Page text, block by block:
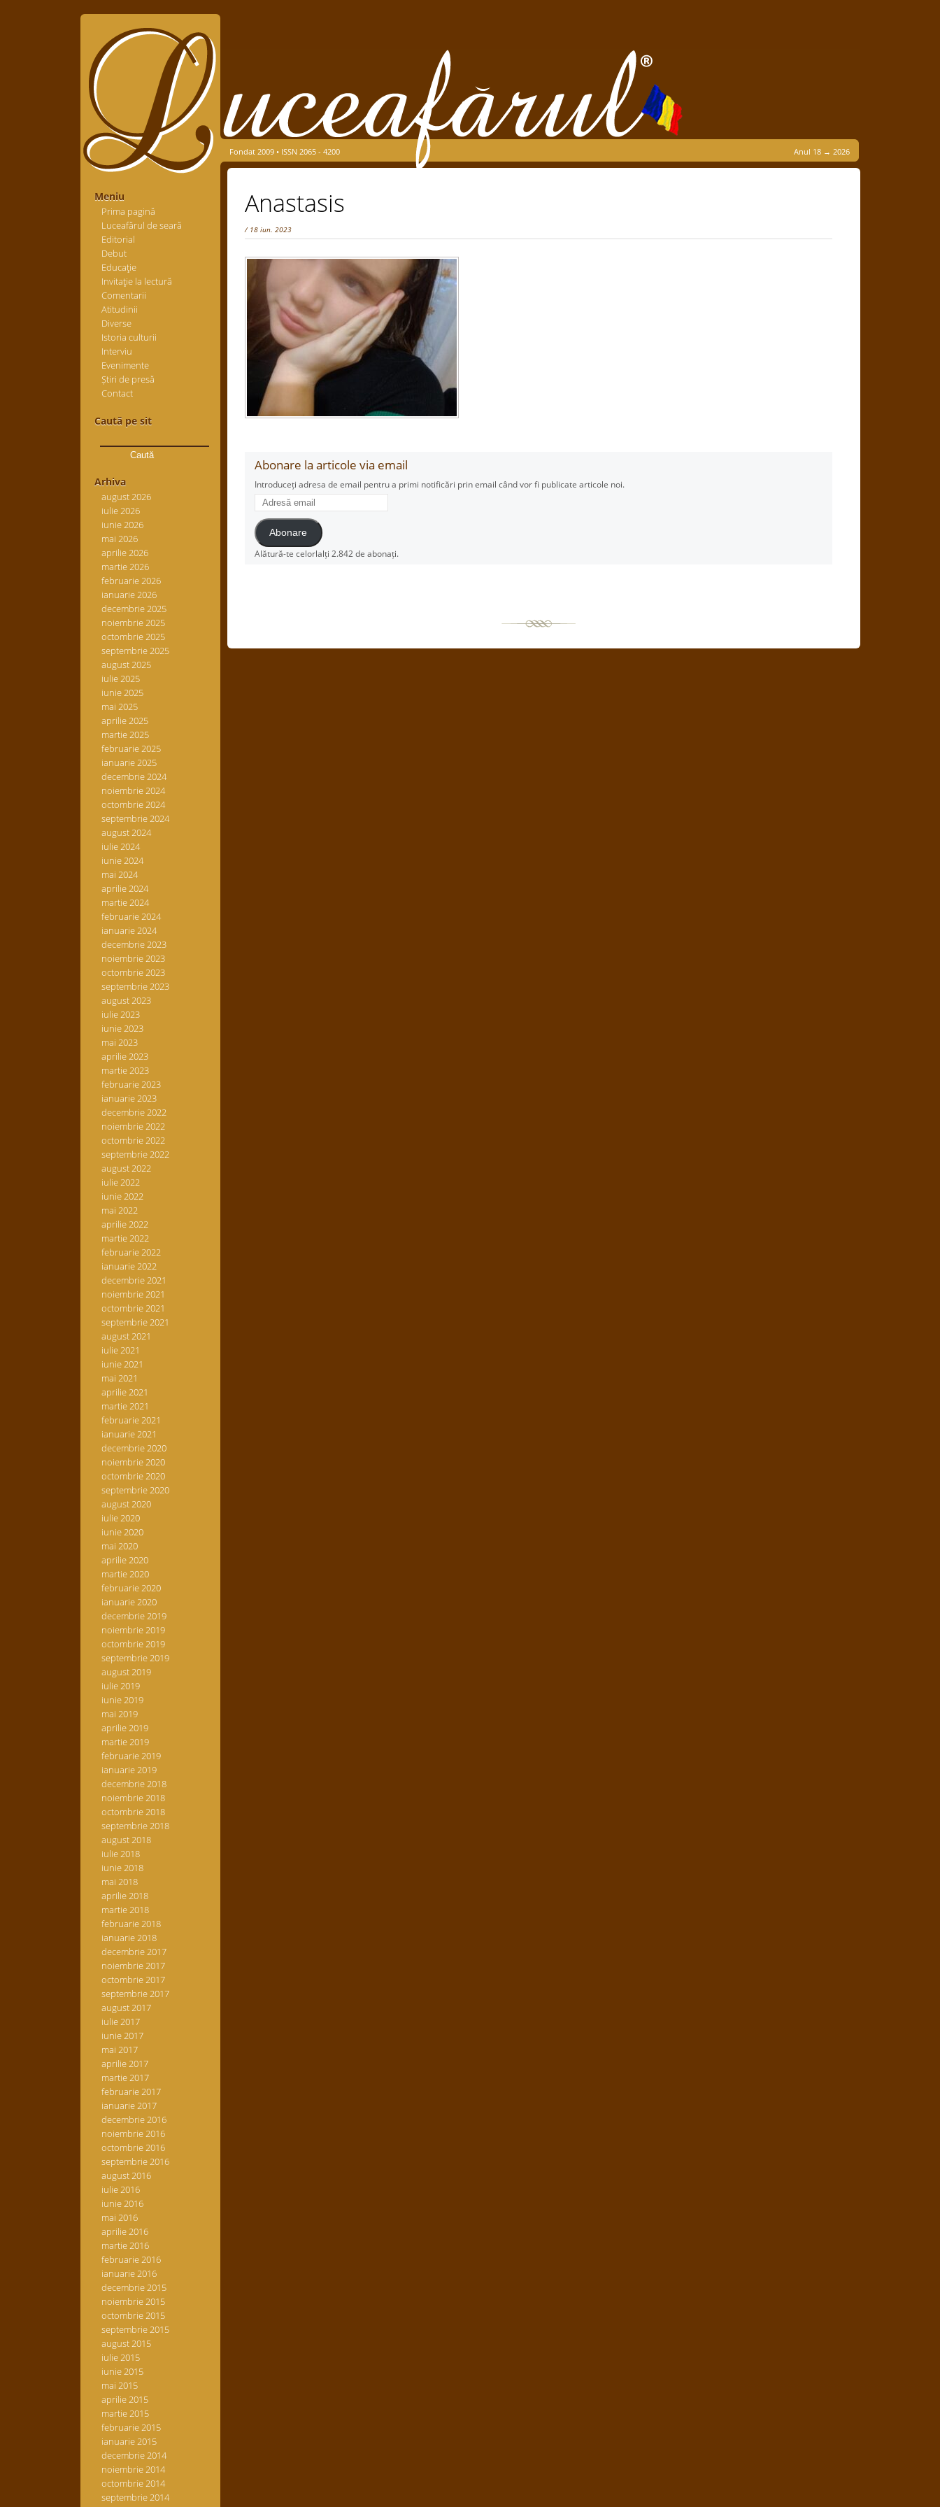
Meniu
Prima pagină
Luceafărul de seară
Editorial
Debut
Educaţie
Invitaţie la lectură
Comentarii
Atitudinii
Diverse
Istoria culturii
Interviu
Evenimente
Știri de presă
Contact
Caută pe sit
după:
Arhiva
august 2026
iulie 2026
iunie 2026
mai 2026
aprilie 2026
martie 2026
februarie 2026
ianuarie 2026
decembrie 2025
noiembrie 2025
octombrie 2025
septembrie 2025
august 2025
iulie 2025
iunie 2025
mai 2025
aprilie 2025
martie 2025
februarie 2025
ianuarie 2025
decembrie 2024
noiembrie 2024
octombrie 2024
septembrie 2024
august 2024
iulie 2024
iunie 2024
mai 2024
aprilie 2024
martie 2024
februarie 2024
ianuarie 2024
decembrie 2023
noiembrie 2023
octombrie 2023
septembrie 2023
august 2023
iulie 2023
iunie 2023
mai 2023
aprilie 2023
martie 2023
februarie 2023
ianuarie 2023
decembrie 2022
noiembrie 2022
octombrie 2022
septembrie 2022
august 2022
iulie 2022
iunie 2022
mai 2022
aprilie 2022
martie 2022
februarie 2022
ianuarie 2022
decembrie 2021
noiembrie 2021
octombrie 2021
septembrie 2021
august 2021
iulie 2021
iunie 2021
mai 2021
aprilie 2021
martie 2021
februarie 2021
ianuarie 2021
decembrie 2020
noiembrie 2020
octombrie 2020
septembrie 2020
august 2020
iulie 2020
iunie 2020
mai 2020
aprilie 2020
martie 2020
februarie 2020
ianuarie 2020
decembrie 2019
noiembrie 2019
octombrie 2019
septembrie 2019
august 2019
iulie 2019
iunie 2019
mai 2019
aprilie 2019
martie 2019
februarie 2019
ianuarie 2019
decembrie 2018
noiembrie 2018
octombrie 2018
septembrie 2018
august 2018
iulie 2018
iunie 2018
mai 2018
aprilie 2018
martie 2018
februarie 2018
ianuarie 2018
decembrie 2017
noiembrie 2017
octombrie 2017
septembrie 2017
august 2017
iulie 2017
iunie 2017
mai 2017
aprilie 2017
martie 2017
februarie 2017
ianuarie 2017
decembrie 2016
noiembrie 2016
octombrie 2016
septembrie 2016
august 2016
iulie 2016
iunie 2016
mai 2016
aprilie 2016
martie 2016
februarie 2016
ianuarie 2016
decembrie 2015
noiembrie 2015
octombrie 2015
septembrie 2015
august 2015
iulie 2015
iunie 2015
mai 2015
aprilie 2015
martie 2015
februarie 2015
ianuarie 2015
decembrie 2014
noiembrie 2014
octombrie 2014
septembrie 2014
Fondat 2009 • ISSN 2065 - 4200 Anul 18 → 2026
Anastasis
/ 18 iun. 2023
Abonare la articole via email
Introduceți adresa de email pentru a primi notificări prin email când vor fi publicate articole noi.
Adresă
email
Abonare
Alătură-te celorlalți 2.842 de abonați.